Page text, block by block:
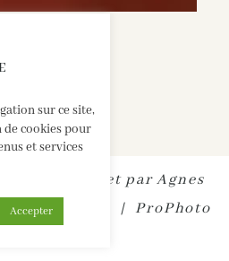
• Site internet parAgnes
LEGALES | ProPhoto
sur ce site,
de cookies pour
et services
Accepter